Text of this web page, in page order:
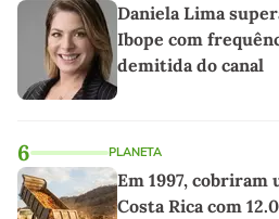
Daniela Lima
Ibope com
demitida do canal
6 PLANETA
Em 1997, cobriram
Costa Rica com